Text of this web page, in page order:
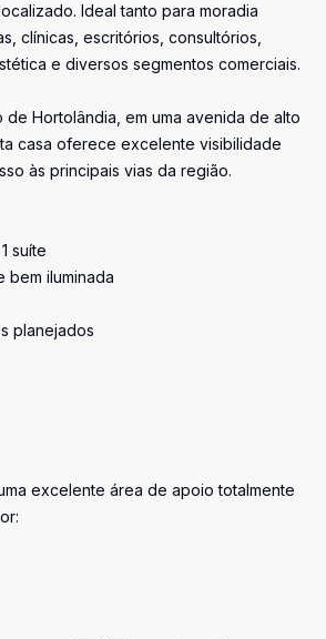
Ideal tanto para moradia
clínicas, escritórios, consultórios,
e diversos segmentos comerciais.
de Hortolândia, em uma avenida de alto
casa oferece excelente visibilidade
às principais vias da região.
suíte
bem iluminada
planejados
excelente área de apoio totalmente